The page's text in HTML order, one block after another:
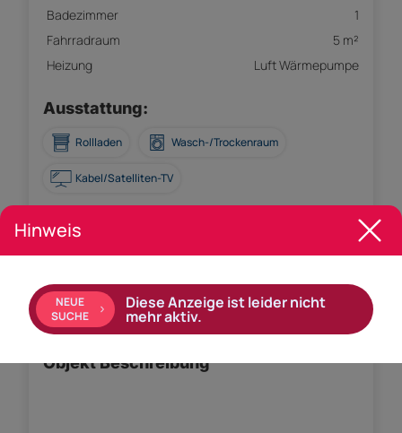
Badezimmer
1
Fahrradraum
5 m²
Heizung
Luft Wärmepumpe
Ausstattung:
Rollladen Wasch-/Trockenraum
Kabel/Satelliten-TV
Objekt Beschreibung
Hinweis
NEUE
SUCHE
Diese Anzeige ist leider nicht
mehr aktiv.